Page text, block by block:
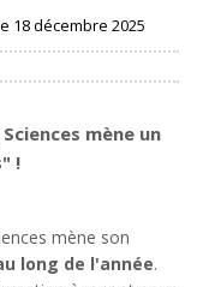
18 décembre 2025
mène un
!
mène son
long de l'année.